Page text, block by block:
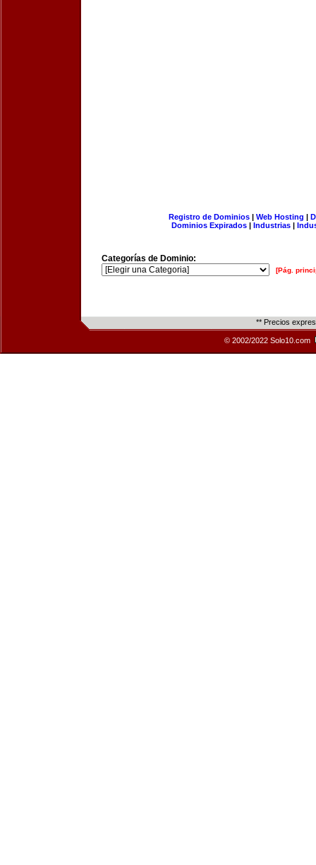
Registro de Dominios| Web Hosting |
Dominios Expirados | Industrias |
Categorías de Dominio:
[Pág.
** Precios
© 2002/2022 Solo10.com